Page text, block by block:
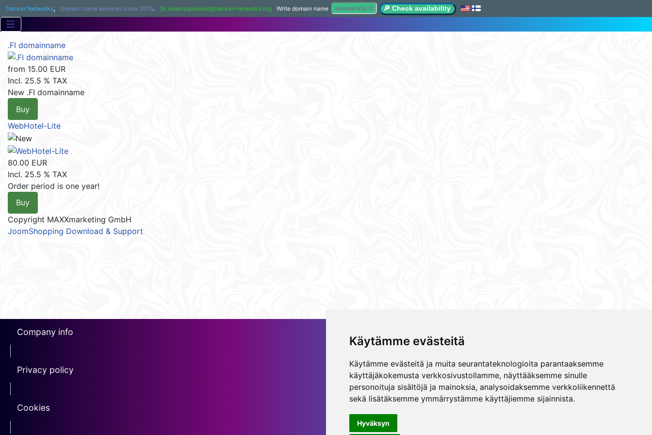
Käytämme evästeitä
Käytämme evästeitä ja muita seurantateknologioita parantaaksemme
käyttäjäkokemusta verkkosivustollamme, näyttääksemme sinulle
personoituja sisältöjä ja mainoksia, analysoidaksemme verkkoliikennettä
sekä lisätäksemme ymmärrystämme käyttäjiemme sijainnista.
Hyväksyn
Tracker Networks, Domain name services since 2015. ✉️ asiakaspalvelu@tracker-networks.org Write domain name 🔎 Check availability
.FI domainname
from 15.00 EUR
Incl. 25.5 % TAX
New .FI domainname
Buy
WebHotel-Lite
80.00 EUR
Incl. 25.5 % TAX
Order period is one year!
Buy
Copyright MAXXmarketing GmbH
JoomShopping Download & Support
Company info
Privacy policy
Cookies